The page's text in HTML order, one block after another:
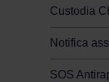
Custodia
Notifica
SOS